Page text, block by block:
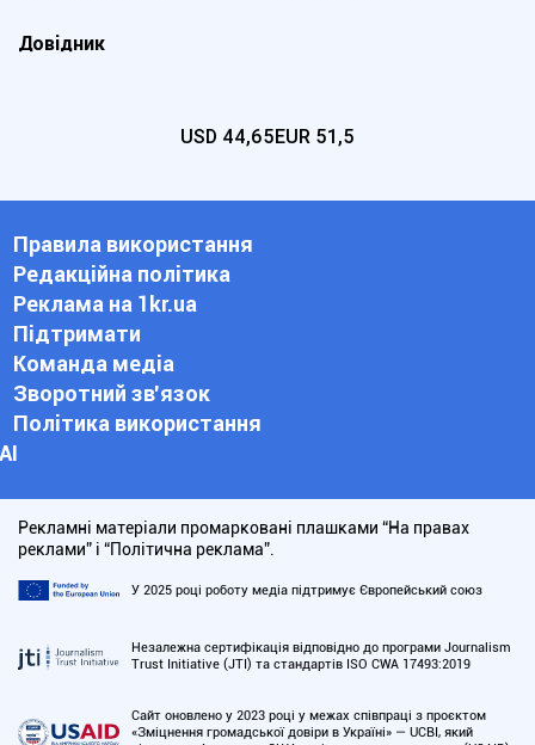
Довідник
USD 44,65EUR 51,5
Правила використання
Редакційна політика
Реклама на 1kr.ua
Підтримати
Команда медіа
Зворотний зв'язок
Політика використання
АІ
Рекламні матеріали промарковані плашками “На правах
реклами” і “Політична реклама”.
У 2025 році роботу медіа підтримує Європейський союз
Незалежна сертифікація відповідно до програми Journalism
Trust Initiative (JTI) та стандартів ISO CWA 17493:2019
Сайт оновлено у 2023 році у межах співпраці з проєктом
«Зміцнення громадської довіри в Україні» — UCBI, який